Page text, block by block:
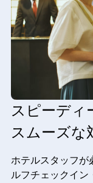
スピーディ
スムーズな
ホテルスタッフが
ルフチェックイン